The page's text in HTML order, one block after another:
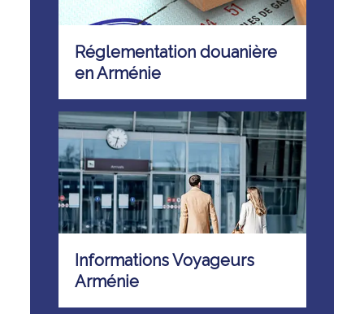
Réglementation douanière
en Arménie
Informations Voyageurs
Arménie